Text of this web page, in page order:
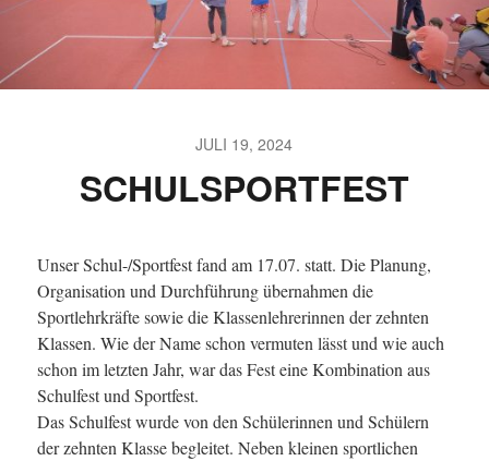
JULI 19, 2024
SCHULSPORTFEST
Unser Schul-/Sportfest fand am 17.07. statt. Die Planung,
Organisation und Durchführung übernahmen die
Sportlehrkräfte sowie die Klassenlehrerinnen der zehnten
Klassen. Wie der Name schon vermuten lässt und wie auch
schon im letzten Jahr, war das Fest eine Kombination aus
Schulfest und Sportfest.
Das Schulfest wurde von den Schülerinnen und Schülern
der zehnten Klasse begleitet. Neben kleinen sportlichen